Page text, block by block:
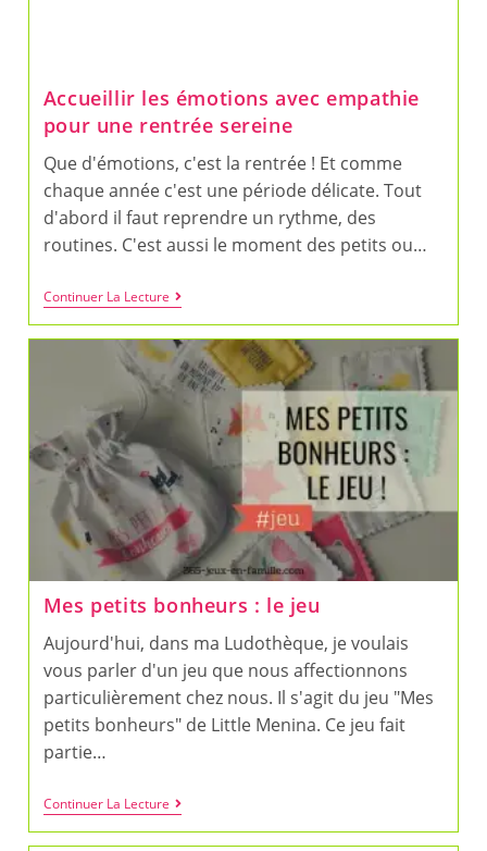
Accueillir les émotions avec empathie
pour une rentrée sereine
Que d'émotions, c'est la rentrée ! Et comme
chaque année c'est une période délicate. Tout
d'abord il faut reprendre un rythme, des
routines. C'est aussi le moment des petits ou…
Continuer La LectureAccueillir
Les
Émotions
Avec
Empathie
Pour
Une
Rentrée
Sereine
Mes petits bonheurs : le jeu
Aujourd'hui, dans ma Ludothèque, je voulais
vous parler d'un jeu que nous affectionnons
particulièrement chez nous. Il s'agit du jeu "Mes
petits bonheurs" de Little Menina. Ce jeu fait
partie…
Continuer La LectureMes
Petits
Bonheurs